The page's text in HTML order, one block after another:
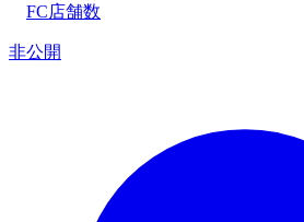
FC店舗数
非公開